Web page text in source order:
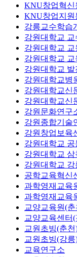
KNU창업혁신
KNU창업지원
강릉교수학습
강원대학교 교
강원대학교
강원대학교 교
강원대학교
강원대학교병
강원대학교신
강원대학교신
강원문화연구
강원종합기술
강원창업보육
강원대학교
강원대학교
강원대학교
공학교육혁신
과학영재교육
과학영재교육
교양교육원(
교양교육센터
교원초빙(춘천
교원초빙(강릉
교육연구소